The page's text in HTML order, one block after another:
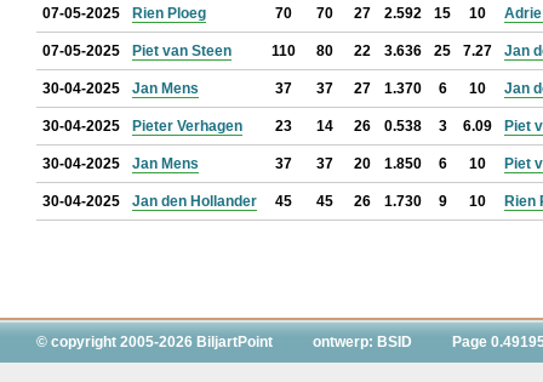
07-05-2025 Rien Ploeg 70 70 27 2.592 15 10
07-05-2025 Piet van Steen 110 80 22 3.636 25 7.27 Jan
30-04-2025 Jan Mens 37 37 27 1.370 6 10 Jan
30-04-2025 Pieter Verhagen 23 14 26 0.538 3 6.09 Piet
30-04-2025 Jan Mens 37 37 20 1.850 6 10 Piet
30-04-2025 Jan den Hollander 45 45 26 1.730 9 10 Rien
© copyright 2005-2026 BiljartPoint ontwerp: BSID Page